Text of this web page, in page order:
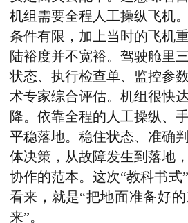
机组需要全程人工操纵飞机。
条件有限，加上当时的飞机
陆裕度并不宽裕。驾驶舱里
状态、 执行检查单、 监控参数
术专家综合评估。机组很快
降。 依靠全程的人工操纵、
平稳落地。稳住状态、准确
体决策 ， 从故障发生到落地
协作的范本。 这次“教科书式
看来， 就是“把地面准备好
来”。